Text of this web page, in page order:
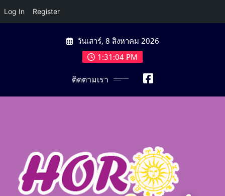
Log In Register
วันเสาร์, 8 สิงหาคม 2026
1:31:05 PM
ติดตามเรา